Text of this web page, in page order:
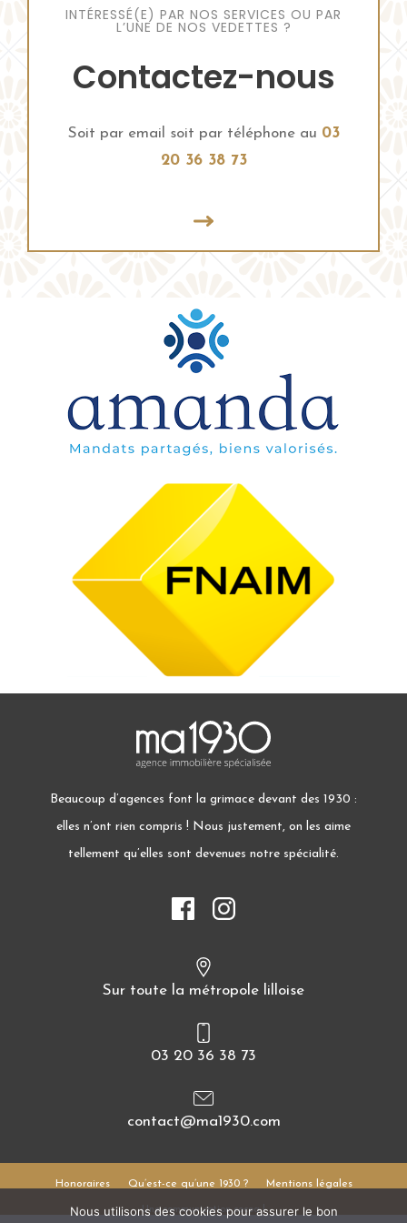
INTÉRESSÉ(E) PAR NOS SERVICES OU PAR
L’UNE DE NOS VEDETTES ?
Contactez-nous
Soit par email soit par téléphone au 03
20 36 38 73
Beaucoup d’agences font la grimace devant des 1930 :
elles n’ont rien compris ! Nous justement, on les aime
tellement qu’elles sont devenues notre spécialité.
Sur toute la métropole lilloise
03 20 36 38 73
contact@ma1930.com
Honoraires Qu’est-ce qu’une 1930 ? Mentions légales
Une communication cocoa !
Nous utilisons des cookies pour assurer le bon